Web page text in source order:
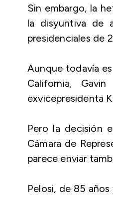
Sin embargo, la
la disyuntiva de
presidenciales de
Aunque todavía
California,
exvicepresidenta
Pero la decisión
Cámara de
parece enviar
Pelosi, de 85